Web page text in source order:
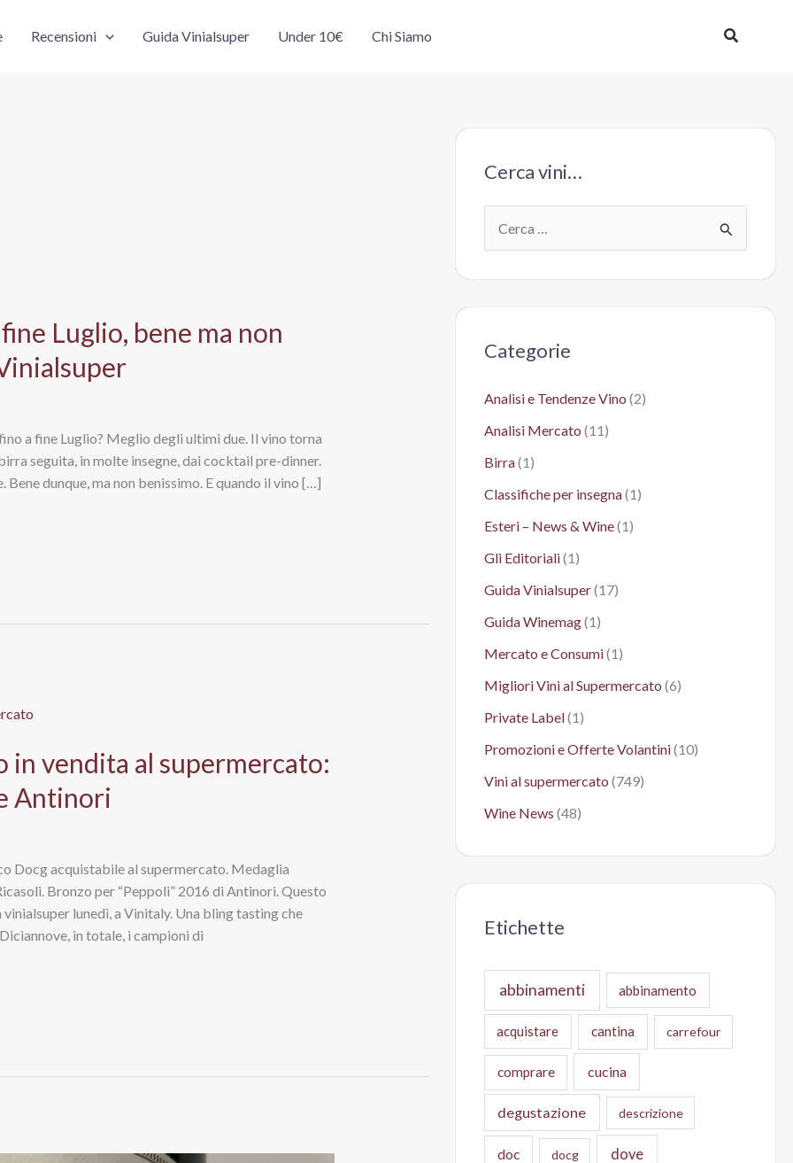
Recensioni Guida Vinialsuper Under 10€ Chi Siamo Cerca
Luglio, bene ma non
a fine Luglio? Meglio degli ultimi due. Il vino torna
seguita, in molte insegne, dai cocktail pre-dinner.
dunque, ma non benissimo. E quando il vino […]
in vendita al supermercato:
Antinori
Docg acquistabile al supermercato. Medaglia
Bronzo per “Peppoli” 2016 di Antinori. Questo
lunedì, a Vinitaly. Una bling tasting che
in totale, i campioni di
Cerca vini…
e
:Categorie
Analisi e Tendenze Vino (2)
Analisi Mercato (11)
Birra(1)
Classifiche per insegna(1)
Esteri – News & Wine(1)
Gli Editoriali(1)
Guida Vinialsuper(17)
Guida Winemag(1)
Mercato e Consumi(1)
Migliori Vini al Supermercato (6)
Private Label(1)
Promozioni e Offerte Volantini(10)
Vini al supermercato (749)
Wine News (48)
Etichette
abbinamenti abbinamento
acquistare cantina carrefour
comprare cucina
degustazione descrizione
doc docg dove